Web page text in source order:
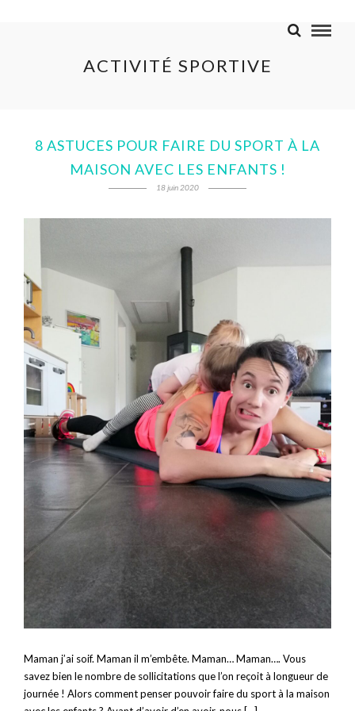
ACTIVITÉ SPORTIVE
8 ASTUCES POUR FAIRE DU SPORT À LA
MAISON AVEC LES ENFANTS !
18 juin 2020
Maman j’ai soif. Maman il m’embête. Maman… Maman…. Vous
savez bien le nombre de sollicitations que l’on reçoit à longueur de
journée ! Alors comment penser pouvoir faire du sport à la maison